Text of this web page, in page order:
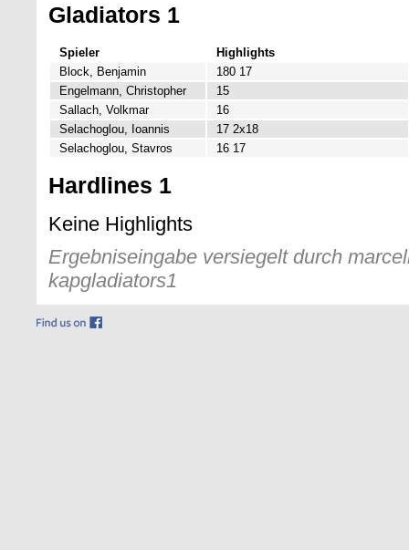
Gladiators 1
Spieler
Highlights
Block, Benjamin
180 17
Engelmann, Christopher
15
Sallach, Volkmar
16
Selachoglou, Ioannis
17 2x18
Selachoglou, Stavros
16 17
Hardlines 1
Keine Highlights
Ergebniseingabe versiegelt durch
kapgladiators1